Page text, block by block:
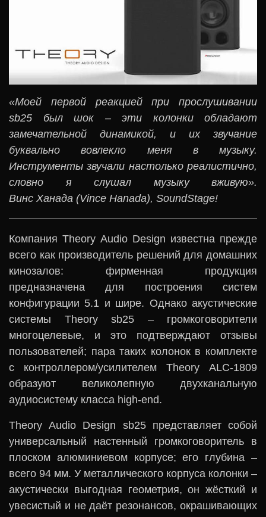
«Моей первой реакцией при прослушивании
sb25 был шок – эти колонки обладают
замечательной динамикой, и их звучание
буквально вовлекло меня в музыку.
Инструменты звучали настолько реалистично,
словно я слушал музыку вживую».
Винс Ханада (Vince Hanada), SoundStage!
Компания Theory Audio Design известна прежде
всего как производитель решений для домашних
кинозалов: фирменная продукция
предназначена для построения систем
конфигурации 5.1 и шире. Однако акустические
системы Theory sb25 – громкоговорители
многоцелевые, и это подтверждают отзывы
пользователей; пара таких колонок в комплекте
с контроллером/усилителем Theory ALC-1809
образуют великолепную двухканальную
аудиосистему класса high-end.
Theory Audio Design sb25 представляет собой
универсальный настенный громкоговоритель в
плоском алюминиевом корпусе; его глубина –
всего 94 мм. У металлического корпуса колонки –
акустически выгодная геометрия, он жёсткий и
увесистый и не даёт резонансов, окрашивающих